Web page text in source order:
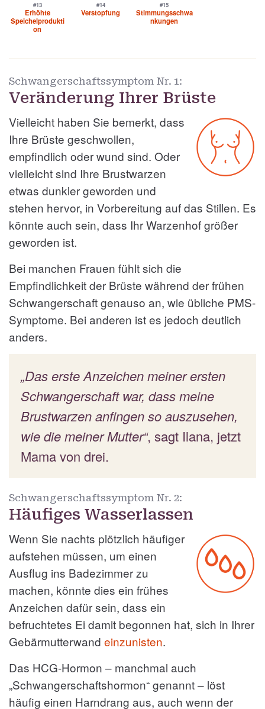
#13
Erhöhte
Speichelprodukti
on
#14
Verstopfung
#15
Stimmungsschwa
nkungen
Schwangerschaftssymptom Nr. 1:
Veränderung Ihrer Brüste
Vielleicht haben Sie bemerkt, dass
Ihre Brüste geschwollen,
empfindlich oder wund sind. Oder
vielleicht sind Ihre Brustwarzen
etwas dunkler geworden und
stehen hervor, in Vorbereitung auf das Stillen. Es
könnte auch sein, dass Ihr Warzenhof größer
geworden ist.
Bei manchen Frauen fühlt sich die
Empfindlichkeit der Brüste während der frühen
Schwangerschaft genauso an, wie übliche PMS-
Symptome. Bei anderen ist es jedoch deutlich
anders.
„Das erste Anzeichen meiner ersten
Schwangerschaft war, dass meine
Brustwarzen anfingen so auszusehen,
wie die meiner Mutter“, sagt Ilana, jetzt
Mama von drei.
Schwangerschaftssymptom Nr. 2:
Häufiges Wasserlassen
Wenn Sie nachts plötzlich häufiger
aufstehen müssen, um einen
Ausflug ins Badezimmer zu
machen, könnte dies ein frühes
Anzeichen dafür sein, dass ein
befruchtetes Ei damit begonnen hat, sich in Ihrer
Gebärmutterwand einzunisten.
Das HCG-Hormon – manchmal auch
„Schwangerschaftshormon“ genannt – löst
häufig einen Harndrang aus, auch wenn der